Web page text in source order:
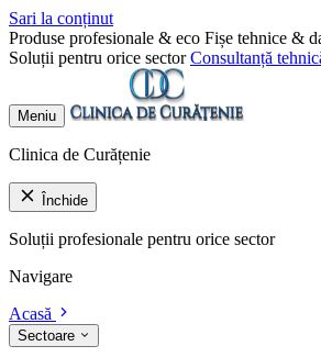
Sari la conținut
Produse profesionale & eco Fișe tehnice &
Soluții pentru orice sector Consultanță
Meniu
Clinica de Curățenie
Închide
Soluții profesionale pentru orice sector
Navigare
Acasă
Sectoare